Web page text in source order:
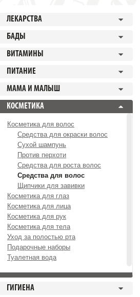
ЛЕКАРСТВА
БАДЫ
ВИТАМИНЫ
ПИТАНИЕ
МАМА И МАЛЫШ
КОСМЕТИКА
Косметика для волос
Средства для окраски волос
Сухой шампунь
Против перхоти
Средства для роста волос
Средства для волос
Щипчики для завивки
Косметика для глаз
Косметика для лица
Косметика для рук
Косметика для тела
Уход за полостью рта
Подарочные наборы
Туалетная вода
ГИГИЕНА